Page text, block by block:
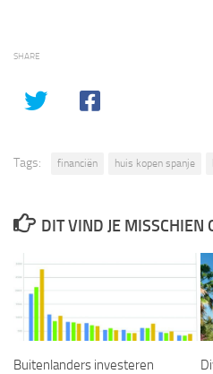
SHARE
Tags: financiën huis kopen spanje
DIT VIND JE MISSCHIEN
Buitenlanders investeren